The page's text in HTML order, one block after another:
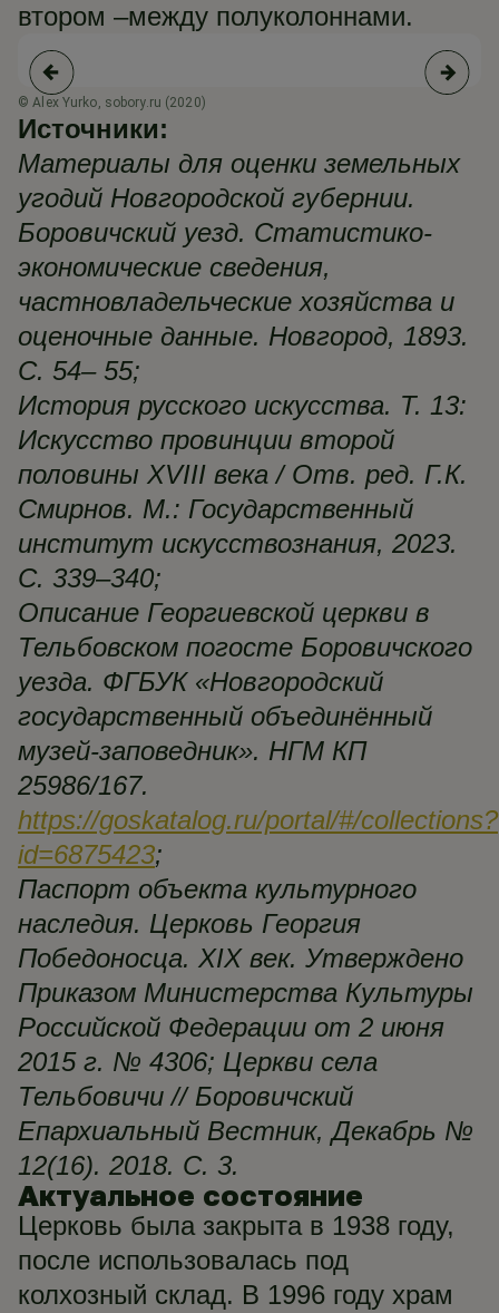
втором –между полуколоннами.
© Alex Yurko, sobory.ru (2020)
Источники:
Материалы для оценки земельных
угодий Новгородской губернии.
Боровичский уезд. Статистико-
экономические сведения,
частновладельческие хозяйства и
оценочные данные. Новгород, 1893.
С. 54– 55;
История русского искусства. Т. 13:
Искусство провинции второй
половины XVIII века / Отв. ред. Г.К.
Смирнов. М.: Государственный
институт искусствознания, 2023.
С. 339–340;
Описание Георгиевской церкви в
Тельбовском погосте Боровичского
уезда. ФГБУК «Новгородский
государственный объединённый
музей-заповедник». НГМ КП
25986/167.
https://goskatalog.ru/portal/#/collections?
id=6875423;
Паспорт объекта культурного
наследия. Церковь Георгия
Победоносца. XIX век. Утверждено
Приказом Министерства Культуры
Российской Федерации от 2 июня
2015 г. № 4306; Церкви села
Тельбовичи // Боровичский
Епархиальный Вестник, Декабрь №
12(16). 2018. С. 3.
Актуальное состояние
Церковь была закрыта в 1938 году,
после использовалась под
колхозный склад. В 1996 году храм